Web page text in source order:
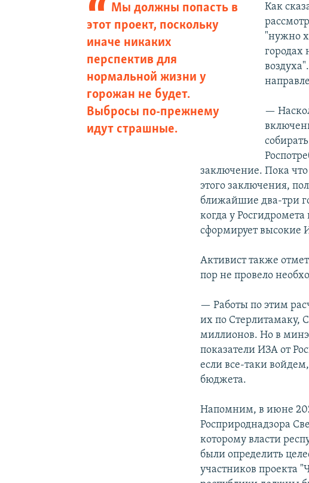
Мы должны попасть в
этот проект, поскольку
иначе никаких
перспектив для
нормальной жизни у
горожан не будет.
Выбросы по-прежнему
идут страшные.
Как
"нужно
городах
—
заключение. Пока
этого заключения,
ближайшие два-три
когда у
сформирует высокие
Активист также
пор не провело
— Работы по этим
их по Стерлитамаку,
миллионов. Но в
показатели ИЗА от
если все-таки
бюджета.
Напомним, в июне
Росприроднадзора
которому власти
были определить
участников проекта